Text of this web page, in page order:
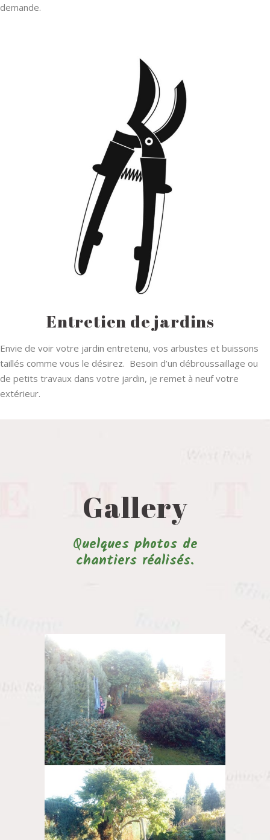
demande.
Entretien de jardins
Envie de voir votre jardin entretenu, vos arbustes et buissons
taillés comme vous le désirez. Besoin d’un débroussaillage ou
de petits travaux dans votre jardin, je remet à neuf votre
extérieur.
Gallery
Quelques photos de
chantiers réalisés.